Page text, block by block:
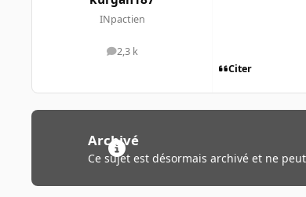
INpactien
2,3 k
messages
Citer
Archivé
Ce sujet est désormais archivé et ne